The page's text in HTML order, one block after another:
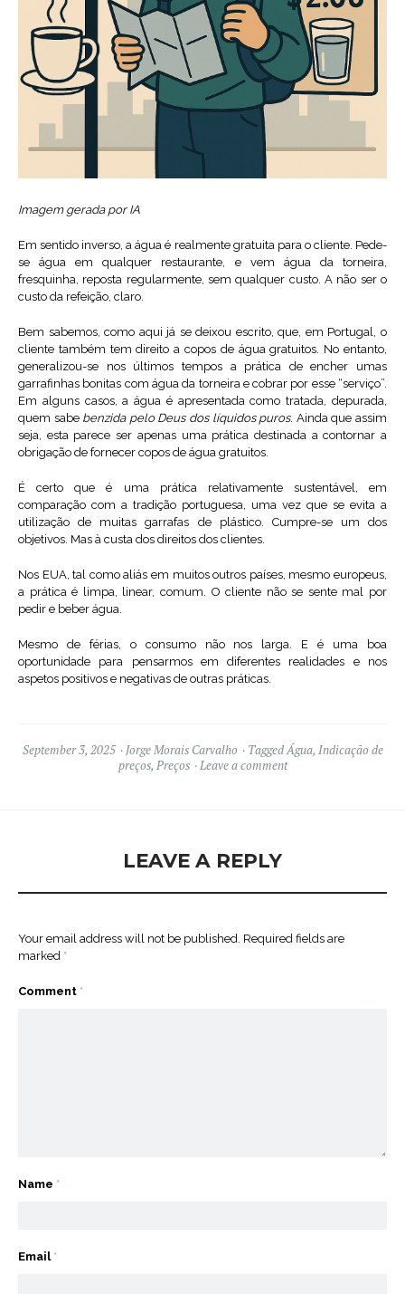
Imagem gerada por IA
Em sentido inverso, a água é realmente gratuita para o cliente. Pede-
se água em qualquer restaurante, e vem água da torneira,
fresquinha, reposta regularmente, sem qualquer custo. A não ser o
custo da refeição, claro.
Bem sabemos, como aqui já se deixou escrito, que, em Portugal, o
cliente também tem direito a copos de água gratuitos. No entanto,
generalizou-se nos últimos tempos a prática de encher umas
garrafinhas bonitas com água da torneira e cobrar por esse “serviço”.
Em alguns casos, a água é apresentada como tratada, depurada,
quem sabe benzida pelo Deus dos líquidos puros. Ainda que assim
seja, esta parece ser apenas uma prática destinada a contornar a
obrigação de fornecer copos de água gratuitos.
É certo que é uma prática relativamente sustentável, em
comparação com a tradição portuguesa, uma vez que se evita a
utilização de muitas garrafas de plástico. Cumpre-se um dos
objetivos. Mas à custa dos direitos dos clientes.
Nos EUA, tal como aliás em muitos outros países, mesmo europeus,
a prática é limpa, linear, comum. O cliente não se sente mal por
pedir e beber água.
Mesmo de férias, o consumo não nos larga. E é uma boa
oportunidade para pensarmos em diferentes realidades e nos
aspetos positivos e negativas de outras práticas.
September 3, 2025 Jorge Morais Carvalho TaggedÁgua, Indicação de
preços, Preços Leave a comment
LEAVE A REPLY
Your email address will not be published. Required fields are
marked *
Comment *
Name *
Email *